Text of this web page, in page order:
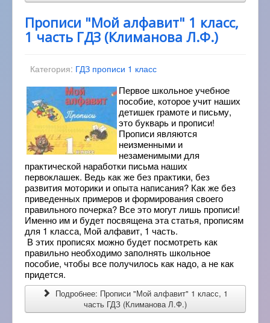
Прописи "Мой алфавит" 1 класс,
1 часть ГДЗ (Климанова Л.Ф.)
Категория: ГДЗ прописи 1 класс
Первое школьное учебное
пособие, которое учит наших
детишек грамоте и письму,
это букварь и прописи!
Прописи являются
неизменными и
незаменимыми для
практической наработки письма наших
первоклашек. Ведь как же без практики, без
развития моторики и опыта написания? Как же без
приведенных примеров и формирования своего
правильного почерка? Все это могут лишь прописи!
Именно им и будет посвящена эта статья, прописям
для 1 класса, Мой алфавит, 1 часть.
В этих прописях можно будет посмотреть как
правильно необходимо заполнять школьное
пособие, чтобы все получилось как надо, а не как
придется.
Подробнее: Прописи "Мой алфавит" 1 класс, 1
часть ГДЗ (Климанова Л.Ф.)